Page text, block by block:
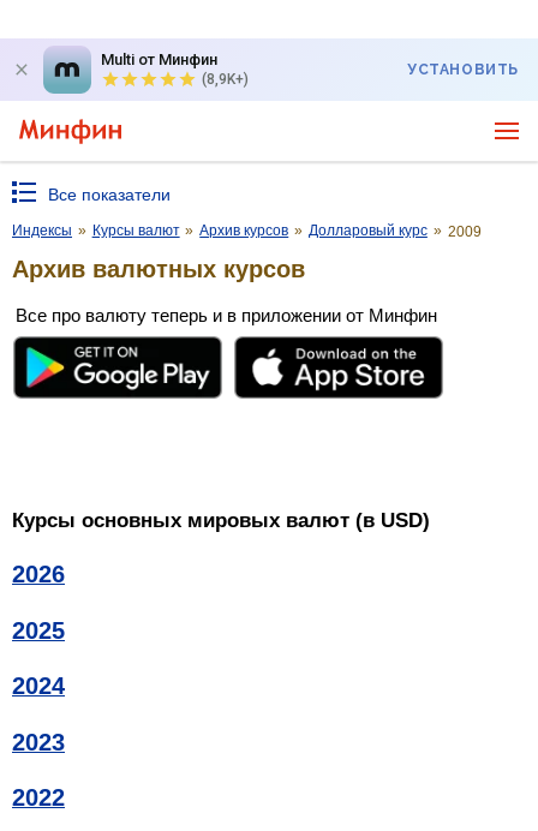
Multi от Минфин
(8,9K+)
УСТАНОВИТЬ
Все показатели
Индексы » Курсы валют » Архив курсов » Долларовый курс » 2009
Архив валютных курсов
Все про валюту теперь и в приложении от Минфин
Курсы основных мировых валют (в USD)
2026
2025
2024
2023
2022